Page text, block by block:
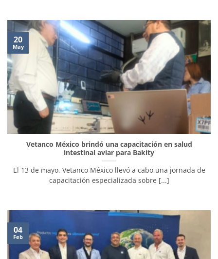
Vetanco México brindó una capacitación en salud
intestinal aviar para Bakity
El 13 de mayo, Vetanco México llevó a cabo una jornada de
capacitación especializada sobre [...]
20
May
04
Feb